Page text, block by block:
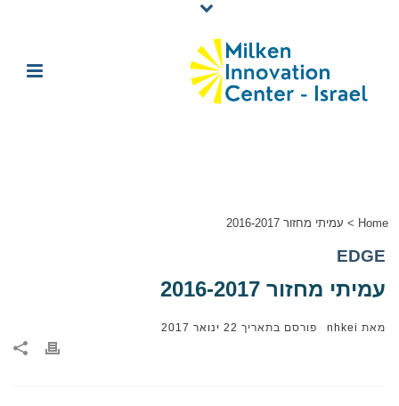
Home
> עמיתי מחזור 2016-2017
EDGE
עמיתי מחזור 2016-2017
מאת nhkei פורסם בתאריך 22 ינואר 2017